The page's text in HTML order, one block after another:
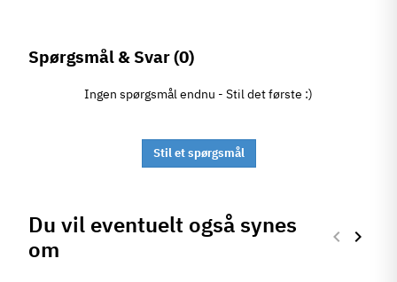
Spørgsmål & Svar(0)
Ingen spørgsmål endnu - Stil det første :)
Stil et spørgsmål
Du vil eventuelt også synes
om
Forrige
keyboard_arrow_left Næste
keyboard_arrow_right